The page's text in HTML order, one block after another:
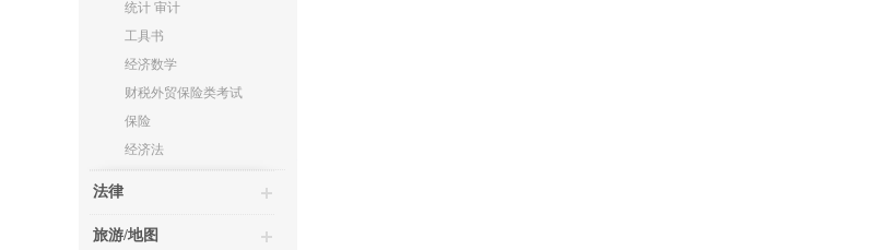
统计 审计
工具书
经济数学
财税外贸保险类考试
保险
经济法
法律
旅游/地图